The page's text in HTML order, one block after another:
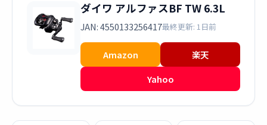
ダイワ アルファスBF TW 6.3L
JAN: 4550133256417最終更新: 1日前
Amazon
楽天
Yahoo